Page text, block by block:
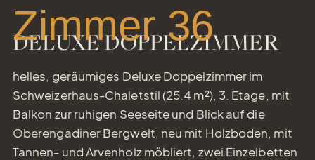
DELUXE DOPPELZIMMER
Zimmer 36
helles, geräumiges Deluxe Doppelzimmer im
Schweizerhaus-Chaletstil (25.4 m²), 3. Etage, mit
Balkon zur ruhigen Seeseite und Blick auf die
Oberengadiner Bergwelt, neu mit Holzboden, mit
Tannen- und Arvenholz möbliert, zwei Einzelbetten